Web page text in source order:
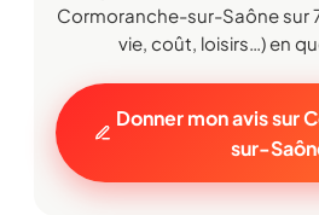
Cormoranche-sur-Saône sur
vie, coût, loisirs…) en
Donner mon avis sur
sur-